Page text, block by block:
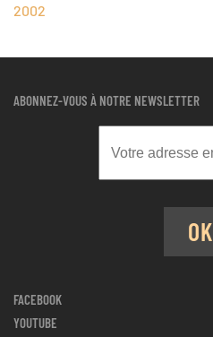
2002
ABONNEZ-VOUS À NOTRE NEWSLETTER
OK
FACEBOOK
YOUTUBE